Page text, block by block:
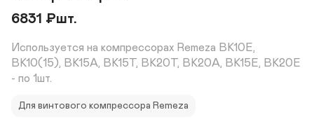
6831 ₽шт.
Используется на компрессорах Remeza ВК10Е,
ВК10(15), ВК15А, ВК15Т, ВК20Т, ВК20А, ВК15Е, ВК20Е
- по 1шт.
Для винтового компрессора Remeza